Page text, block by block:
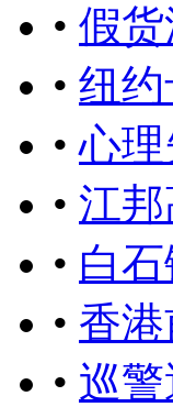
• 假
• 纽
•心
• 江
• 白
• 香
• 巡